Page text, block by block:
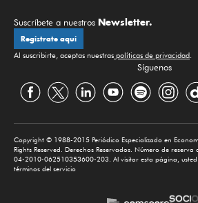
Suscríbete a nuestros Newsletter.
Regístrate aquí
Al suscribirte, aceptas nuestras políticas de privacidad.
Síguenos
Copyright © 1988-2015 Periódico Especializado en
Rights Reserved. Derechos Reservados. Número de
04-2010-062510353600-203. Al visitar esta página,
términos del servicio